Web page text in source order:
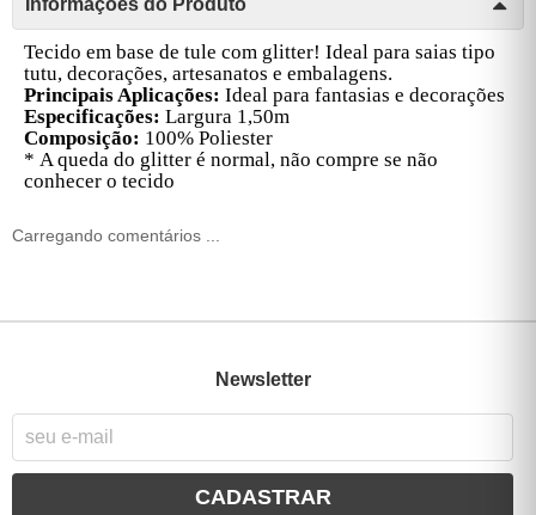
Informações do Produto
Tecido em base de tule com glitter! Ideal para saias tipo
tutu, decorações, artesanatos e embalagens.
Principais Aplicações: Ideal para fantasias e decorações
Especificações: Largura 1,50m
Composição: 100% Poliester
* A queda do glitter é normal, não compre se não
conhecer o tecido
Carregando comentários ...
Newsletter
CADASTRAR